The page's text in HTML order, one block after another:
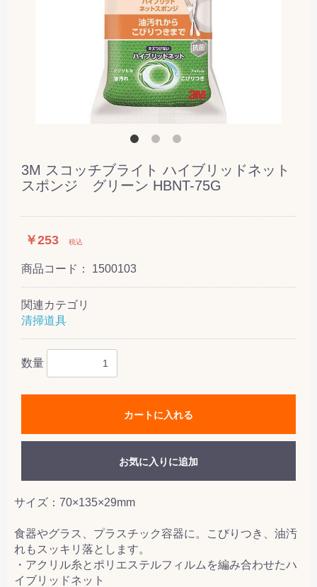
3M スコッチブライト ハイブリッドネット
スポンジ グリーン HBNT-75G
￥253 税込
商品コード： 1500103
関連カテゴリ
清掃道具
数量
カートに入れる
お気に入りに追加
サイズ：70×135×29mm
食器やグラス、プラスチック容器に。こびりつき、油汚
れもスッキリ落とします。
・アクリル糸とポリエステルフィルムを編み合わせたハ
イブリッドネット